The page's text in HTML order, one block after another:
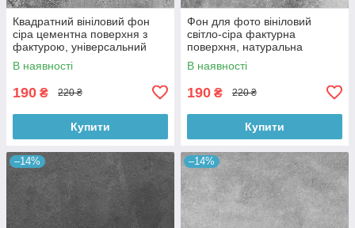
Квадратний вініловий фон
сіра цементна поверхня з
фактурою, універсальний
фотофон для зйомки 60x60
см, №550659
В наявності
190 ₴ 220 ₴
Купити
Фон для фото вініловий
світло-сіра фактурна
поверхня, натуральна
бетонна текстура, 60x60 см,
№550413
В наявності
190 ₴ 220 ₴
Купити
–14% –14%